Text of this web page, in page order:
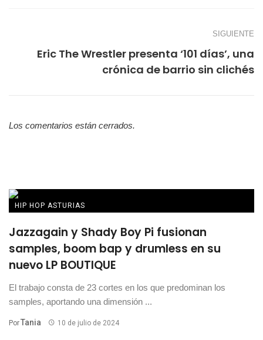
SIGUIENTE
Eric The Wrestler presenta ‘101 días’, una
crónica de barrio sin clichés
Los comentarios están cerrados.
HIP HOP ASTURIAS
Jazzagain y Shady Boy Pi fusionan
samples, boom bap y drumless en su
nuevo LP BOUTIQUE
El trabajo consta de 23 cortes en los que predominan los
samples, aportando una dimensión ...
PorTania 10 de julio de 2024